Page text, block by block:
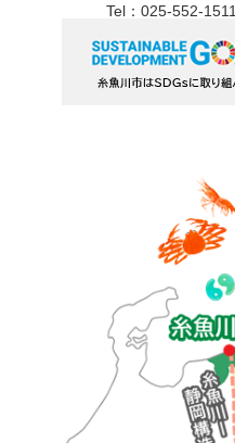
Tel：025-552-1511